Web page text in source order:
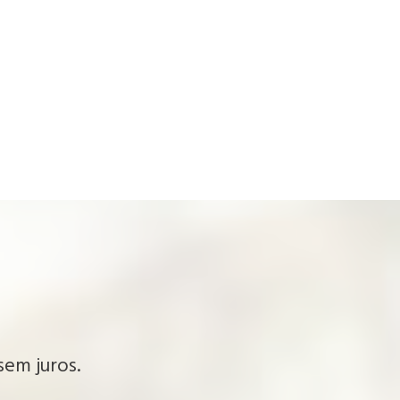
juros.